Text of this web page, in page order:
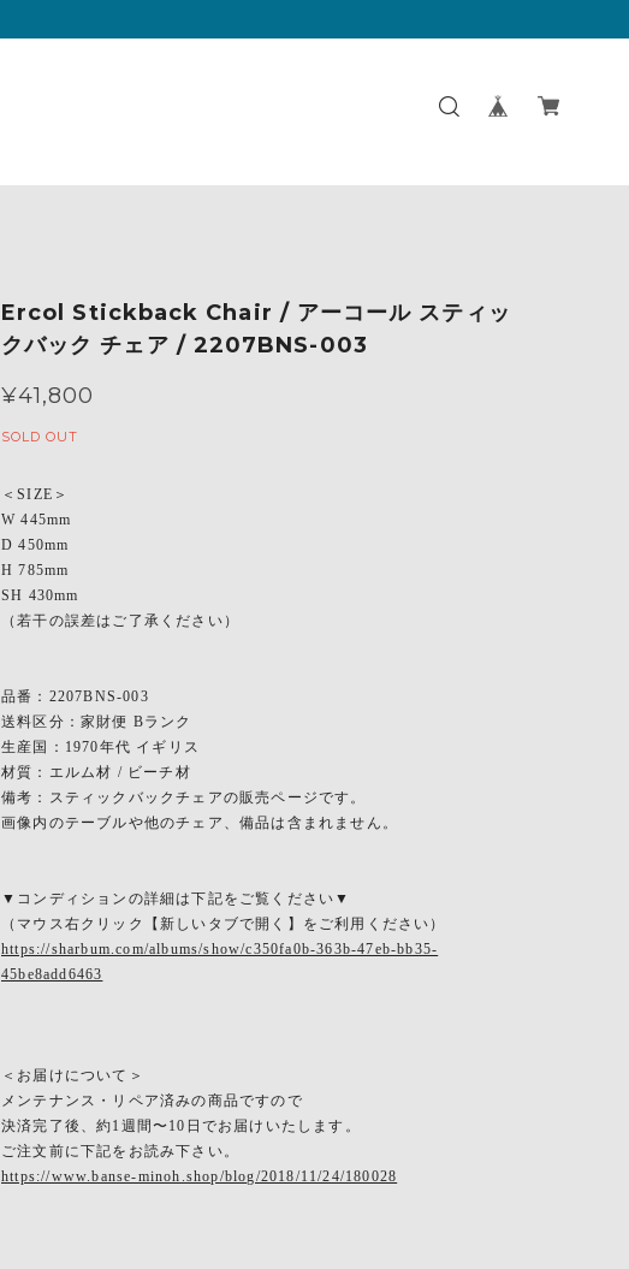
Ercol Stickback Chair / アーコール スティッ
クバック チェア / 2207BNS-003
¥41,800
SOLD OUT
＜SIZE＞
W 445mm
D 450mm
H 785mm
SH 430mm
（若干の誤差はご了承ください）
品番：2207BNS-003
送料区分：家財便 Bランク
生産国：1970年代 イギリス
材質：エルム材 / ビーチ材
備考：スティックバックチェアの販売ページです。
画像内のテーブルや他のチェア、備品は含まれません。
▼コンディションの詳細は下記をご覧ください▼
（マウス右クリック【新しいタブで開く】をご利用ください）
https://sharbum.com/albums/show/c350fa0b-363b-47eb-bb35-
45be8add6463
＜お届けについて＞
メンテナンス・リペア済みの商品ですので
決済完了後、約1週間〜10日でお届けいたします。
ご注文前に下記をお読み下さい。
https://www.banse-minoh.shop/blog/2018/11/24/180028